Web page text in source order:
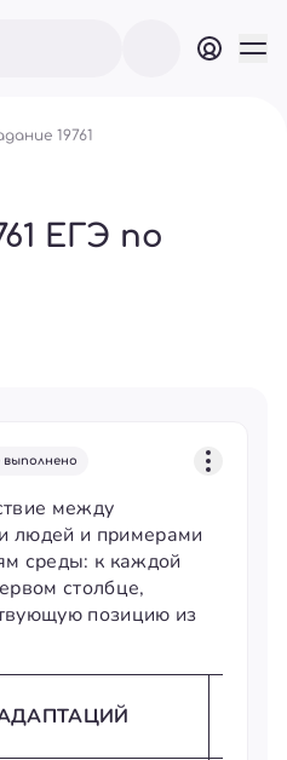
19761
ЕГЭ по
выполнено
между
людей и примерами
среды: к каждой
столбце,
позицию из